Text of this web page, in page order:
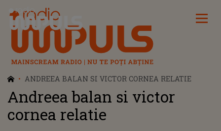
Radio Impuls
ANDREEA BALAN SI VICTOR CORNEA RELATIE
Andreea balan si victor
cornea relatie